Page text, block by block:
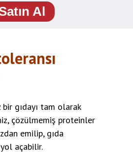
Al
gıdayı tam olarak
çözülmemiş proteinler
emilip, gıda
açabilir.